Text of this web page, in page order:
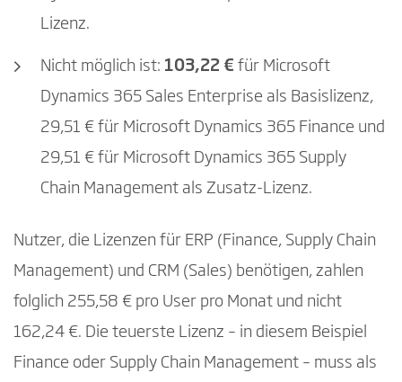
Lizenz.
Nicht möglich ist: 103,22 € für Microsoft
Dynamics 365 Sales Enterprise als Basislizenz,
29,51 € für Microsoft Dynamics 365 Finance und
29,51 € für Microsoft Dynamics 365 Supply
Chain Management als Zusatz-Lizenz.
Nutzer, die Lizenzen für ERP (Finance, Supply Chain
Management) und CRM (Sales) benötigen, zahlen
folglich 255,58 € pro User pro Monat und nicht
162,24 €. Die teuerste Lizenz – in diesem Beispiel
Finance oder Supply Chain Management – muss als